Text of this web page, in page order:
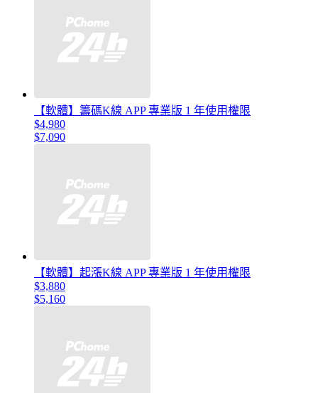
【軟體】籌碼K線 APP 專業版 1 年使用權限
$4,980
$7,090
【軟體】起漲K線 APP 專業版 1 年使用權限
$3,880
$5,160